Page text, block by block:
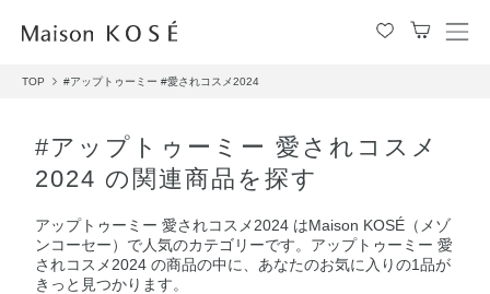
メ
TOP #アップトゥーミー #愛されコスメ2024
#アップトゥーミー 愛されコスメ
2024 の関連商品を探す
アップトゥーミー 愛されコスメ2024 はMaison KOSÉ（メゾ
ンコーセー）で人気のカテゴリーです。アップトゥーミー 愛
されコスメ2024 の商品の中に、あなたのお気に入りの1品が
きっと見つかります。